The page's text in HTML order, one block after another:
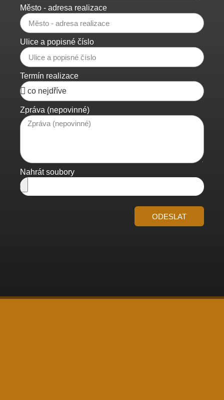
Město - adresa realizace
Ulice a popisné číslo
Termín realizace
Zpráva (nepovinné)
Nahrát soubory
ODESLAT